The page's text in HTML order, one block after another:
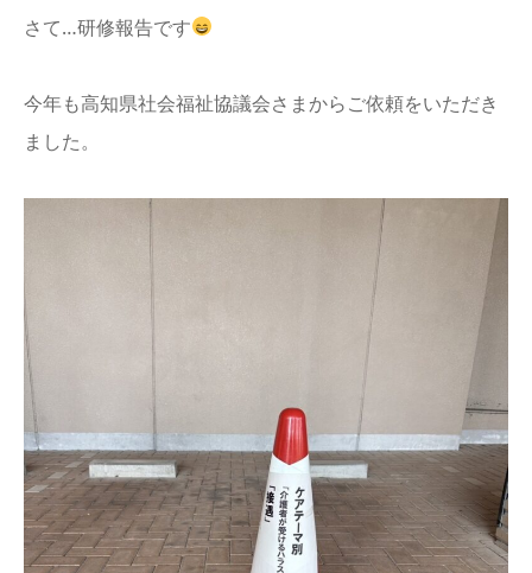
さて…研修報告です
今年も高知県社会福祉協議会さまからご依頼をいただき
ました。